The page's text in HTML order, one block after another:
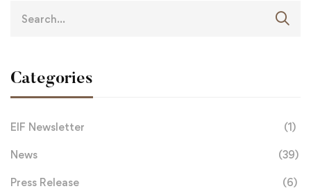
Categories
EIF Newsletter (1)
News (39)
Press Release (6)